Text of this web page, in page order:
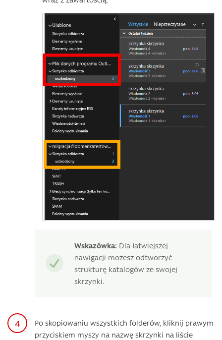
Wskazówka: Dla łatwiejszej
nawigacji możesz odtworzyć
strukturę katalogów ze swojej
skrzynki.
Po skopiowaniu wszystkich folderów, kliknij prawym
przyciskiem myszy na nazwę skrzynki na liście